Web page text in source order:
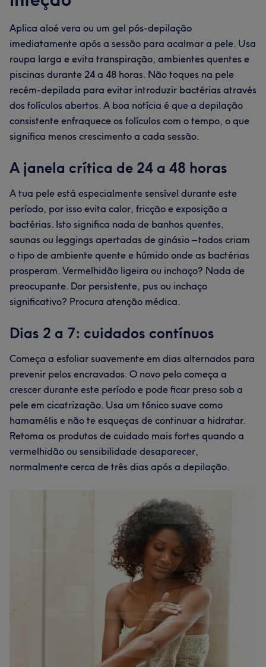
Aplica aloé vera ou um gel pós-depilação
imediatamente após a sessão para acalmar a pele. Usa
roupa larga e evita transpiração, ambientes quentes e
piscinas durante 24 a 48 horas. Não toques na pele
recém-depilada para evitar introduzir bactérias através
dos folículos abertos. A boa notícia é que a depilação
consistente enfraquece os folículos com o tempo, o que
significa menos crescimento a cada sessão.
A janela crítica de 24 a 48 horas
A tua pele está especialmente sensível durante este
período, por isso evita calor, fricção e exposição a
bactérias. Isto significa nada de banhos quentes,
saunas ou leggings apertadas de ginásio – todos criam
o tipo de ambiente quente e húmido onde as bactérias
prosperam. Vermelhidão ligeira ou inchaço? Nada de
preocupante. Dor persistente, pus ou inchaço
significativo? Procura atenção médica.
Dias 2 a 7: cuidados contínuos
Começa a esfoliar suavemente em dias alternados para
prevenir pelos encravados. O novo pelo começa a
crescer durante este período e pode ficar preso sob a
pele em cicatrização. Usa um tónico suave como
hamamélis e não te esqueças de continuar a hidratar.
Retoma os produtos de cuidado mais fortes quando a
vermelhidão ou sensibilidade desaparecer,
normalmente cerca de três dias após a depilação.